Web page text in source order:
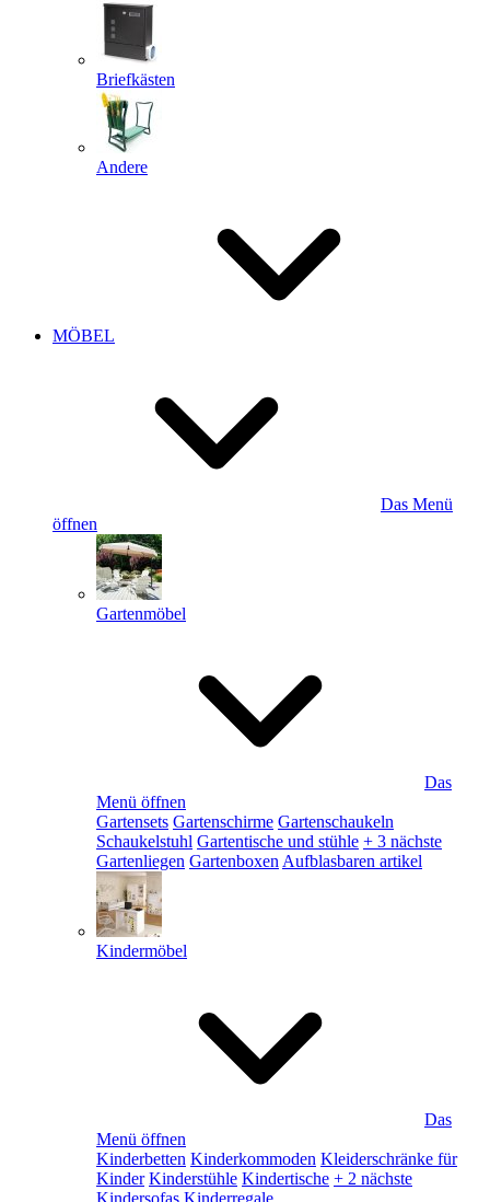
Briefkästen
Andere
MÖBEL
Das Menü
öffnen
Gartenmöbel
Das
Menü öffnen
Gartensets Gartenschirme Gartenschaukeln
Schaukelstuhl Gartentische und stühle + 3 nächste
Gartenliegen Gartenboxen Aufblasbaren artikel
Kindermöbel
Das
Menü öffnen
Kinderbetten Kinderkommoden Kleiderschränke für
Kinder Kinderstühle Kindertische + 2 nächste
Kindersofas Kinderregale